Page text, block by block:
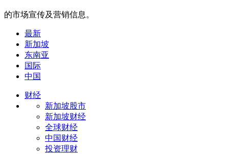
的市场宣传及营销信息。
最新
新加坡
东南亚
国际
中国
财经
新加坡股市
新加坡财经
全球财经
中国财经
投资理财